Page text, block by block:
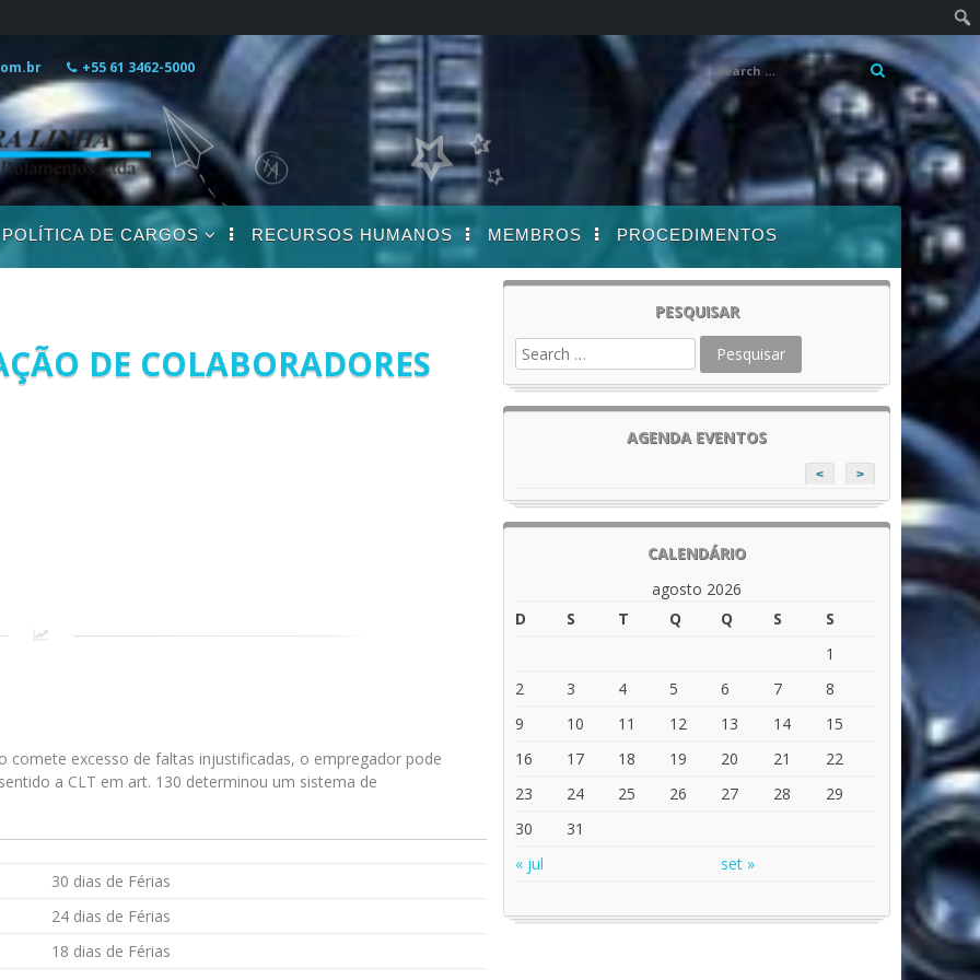
+55 61 3462-5000
POLÍTICA DE CARGOS
DE
RECURSOS HUMANOS MEMBROS PROCEDIMENTOS
DE COLABORADORES
comete excesso de faltas injustificadas, o empregador pode
a CLT em art. 130 determinou um sistema de
30 dias de Férias
24 dias de Férias
18 dias de Férias
PESQUISAR
AGENDA EVENTOS
< >
CALENDÁRIO
agosto 2026
D
S T Q Q S
S
1
2
3 4 5 6 7
8
9
10 11 12 13 14
15
16
17 18 19 20 21
22
23
24 25 26 27 28
29
30
31
« jul
set »